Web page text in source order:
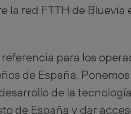
la red FTTH de Bluevía
para los
de España. Ponemos
de la
de España y dar